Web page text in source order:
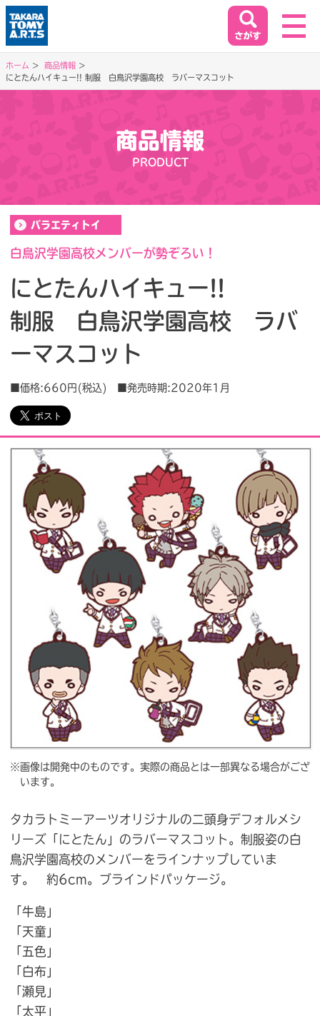
ホーム
イベント&キャンペーン
EVENT&CAMPAIGN
お客様相談室
会社情報
プレスリリース
ビジネスのお客様
閉じる
閉じる
ホーム
商品情報
にとたんハイキュー!! 制服 白鳥沢学園高校 ラバーマスコット
商品情報
PRODUCT
バラエティトイ
白鳥沢学園高校メンバーが勢ぞろい！
にとたんハイキュー!!
制服 白鳥沢学園高校 ラバ
ーマスコット
■価格:660円(税込) ■発売時期:2020年1月
※画像は開発中のものです。実際の商品とは一部異なる場合がござ
います。
タカラトミーアーツオリジナルの二頭身デフォルメシ
リーズ「にとたん」のラバーマスコット。制服姿の白
鳥沢学園高校のメンバーをラインナップしていま
す。 約6cm。ブラインドパッケージ。
「牛島」
「天童」
「五色」
「白布」
「瀬見」
「太平」